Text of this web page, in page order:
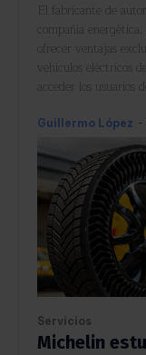
El fabricante de
compañía
ofrecer ventajas
vehículos eléctricos
acceder los usuarios
Guillermo López -
Servicios
Michelin